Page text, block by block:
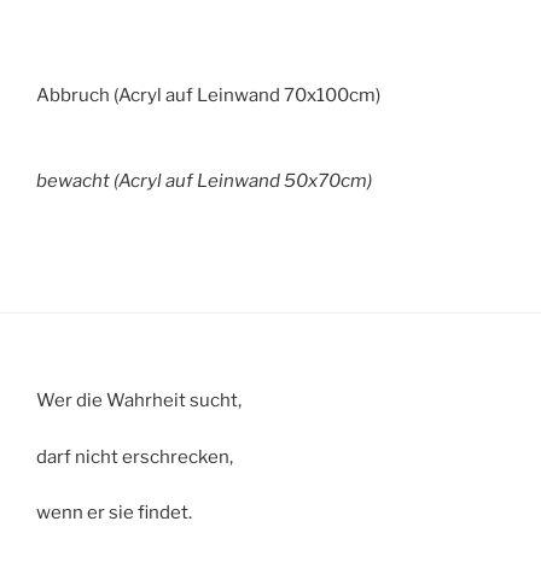
Abbruch (Acryl auf Leinwand 70x100cm)
bewacht (Acryl auf Leinwand 50x70cm)
Wer die Wahrheit sucht,
darf nicht erschrecken,
wenn er sie findet.